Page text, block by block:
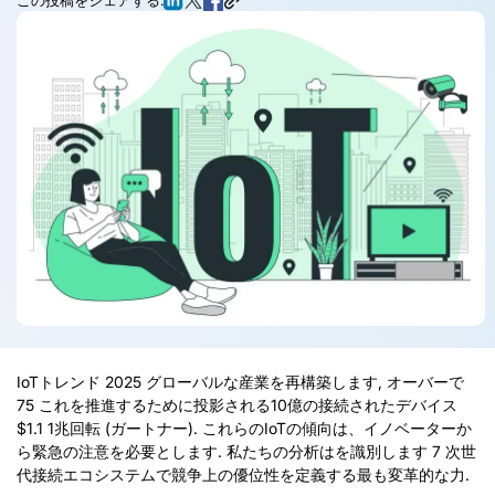
IoTトレンド 2025 グローバルな産業を再構築します, オーバーで
75 これを推進するために投影される10億の接続されたデバイス
$1.1 1兆回転 (ガートナー). これらのIoTの傾向は、イノベーターか
ら緊急の注意を必要とします. 私たちの分析はを識別します 7 次世
代接続エコシステムで競争上の優位性を定義する最も変革的な力.